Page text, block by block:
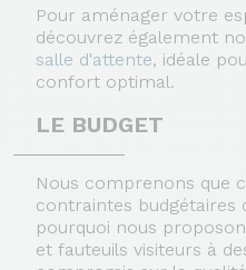
Pour aménager votre
découvrez également
salle d'attente, idéale
confort optimal.
LE BUDGET
Nous comprenons que
contraintes budgétaires
pourquoi nous
et fauteuils visiteurs à